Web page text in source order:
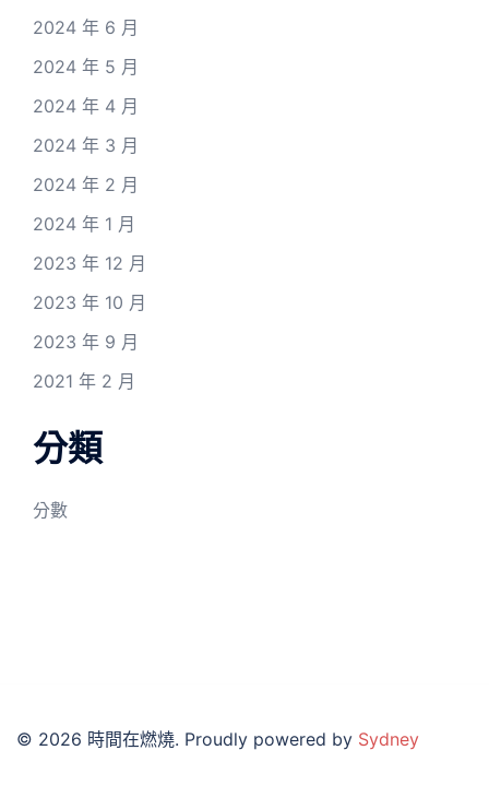
2024 年 6 月
2024 年 5 月
2024 年 4 月
2024 年 3 月
2024 年 2 月
2024 年 1 月
2023 年 12 月
2023 年 10 月
2023 年 9 月
2021 年 2 月
分類
分數
© 2026 時間在燃燒. Proudly powered by Sydney